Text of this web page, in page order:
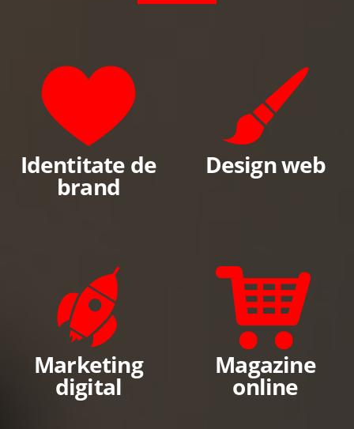
Identitate de
brand
Design web
Marketing
digital
Magazine
online